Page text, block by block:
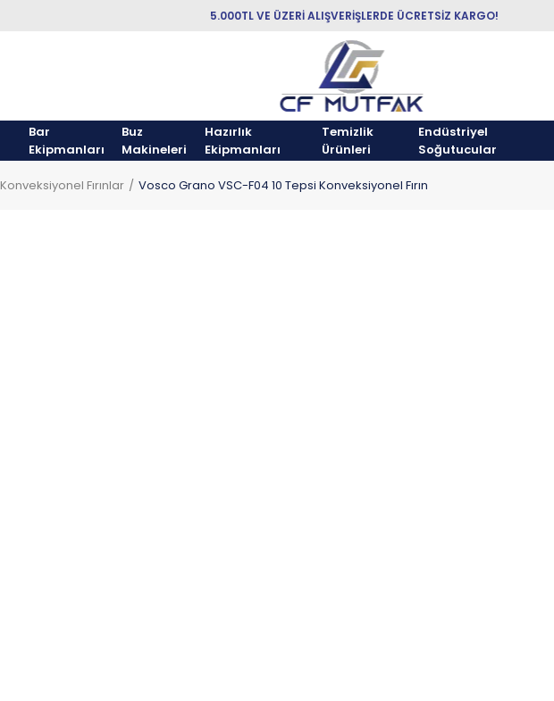
5.000TL VE ÜZERİ ALIŞVERİŞLERDE ÜCRETSİZ KARGO!
Bar
Ekipmanları
Buz
Makineleri
Hazırlık
Ekipmanları
Temizlik
Ürünleri
Endüstriyel
Soğutucular
Konveksiyonel Fırınlar Vosco Grano VSC-F04 10 Tepsi Konveksiyonel Fırın